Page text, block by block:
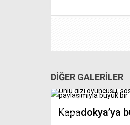
DİĞER GALERİLER
Kapadokya’ya